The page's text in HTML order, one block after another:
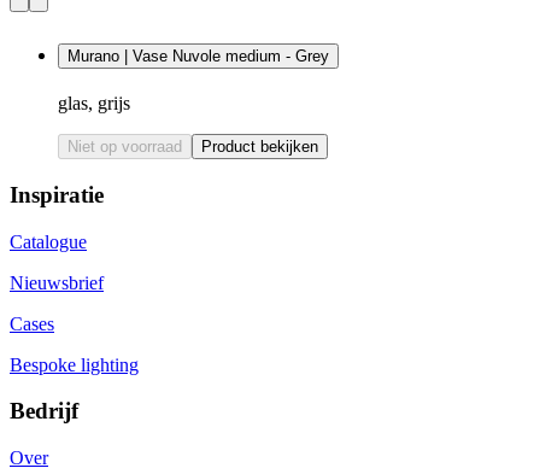
Murano | Vase Nuvole medium - Grey
glas, grijs
Niet op voorraad Product bekijken
Inspiratie
Catalogue
Nieuwsbrief
Cases
Bespoke lighting
Bedrijf
Over